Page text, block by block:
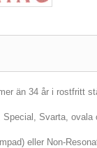
än 34 år i rostfritt
Svarta,
eller Non-